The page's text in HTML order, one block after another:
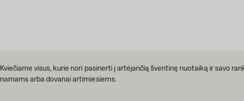
Kviečiame visus, kurie nori pasinerti į artėjančią šventinę nuotaiką ir savo
namams arba dovanai artimiesiems.